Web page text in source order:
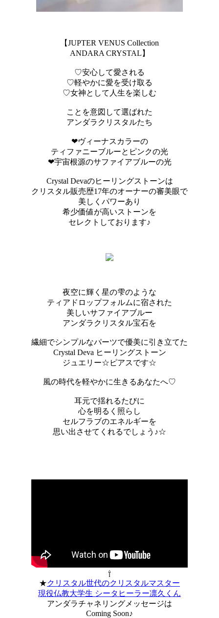
【JUPTER VENUS Collection
ANDARA CRYSTAL】
♡安心して愛される
♡軽やかに愛を受け取る
♡女神として人生を楽しむ
ことを意図して選ばれた
アンダラクリスタルたち
❤︎ヴィーナスカラーの
ティファニーブルーとピンクの光
❤︎宇宙根源のサファイアブルーの光
Crystal Devaのヒーリングストーンは
クリスタル販売歴17年のオーナーの審美眼で
美しくパワーあり
希少価値が高いストーンを
セレクトしております♪
夜空に輝く星の雫のような
ティアドロップフォルムに宿された
美しいサファイアブルー
アンダラクリスタル宝石を
繊細でシンプルなパーツで優美に引き立てた
Crystal Deva ヒーリングストーン
ジュエリー☆ピアスです☆
風の時代を軽やかに生きるあなたへ♡
耳元で揺れるたびに
心を明るく照らし
セルフラブのエネルギーを
思い出させてくれるでしょう♪☆
⇧
★クリスタル世代のクリスタルマスター
現役仏教大学生 シータヒーラー凛久くん
アンダラチャネリングメッセージは
Coming Soon♪